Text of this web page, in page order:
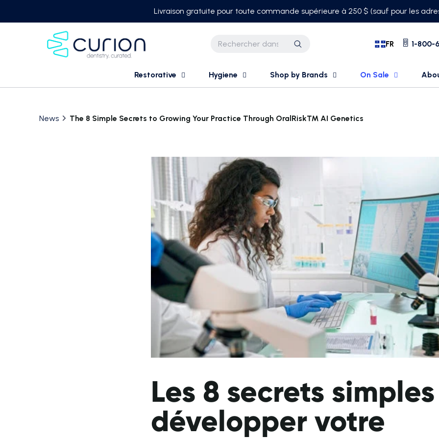
Livraison gratuite pour toute commande supérieure à 250 $ (sauf pour les
Recherche FR 1-800-
Restorative Hygiene Shop by Brands On Sale
News The 8 Simple Secrets to Growing Your Practice Through OralRisk™ AI Genetics
Les 8 secrets
développer votre